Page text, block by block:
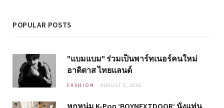
POPULAR POSTS
"แบมแบม" ร่วมเป็นพาร์ทเนอร์คนใหม่
อาดิดาส ไทยแลนด์
FASHION AUGUST 5, 2026